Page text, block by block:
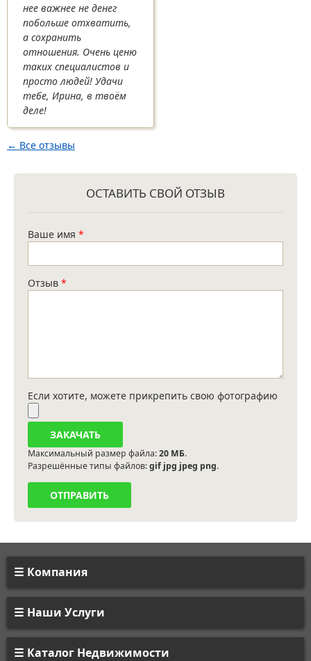
нее важнее не денег
побольше отхватить,
а сохранить
отношения. Очень ценю
таких специалистов и
просто людей! Удачи
тебе, Ирина, в твоём
деле!
← Все отзывы
ОСТАВИТЬ СВОЙ ОТЗЫВ
Ваше имя *
Отзыв *
Если хотите, можете прикрепить свою фотографию
Максимальный размер файла:20 МБ.
Разрешённые типы файлов:gif jpg jpeg png.
Компания
Наши Услуги
Каталог Недвижимости